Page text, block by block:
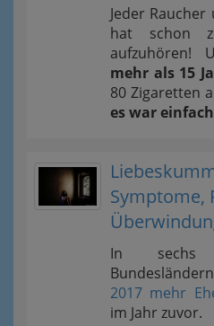
Jeder
hat schon
aufzuhören!
mehr als 15
80 Zigaretten
es war
Symptome,
In sechs
2017 mehr
im Jahr zuvor.